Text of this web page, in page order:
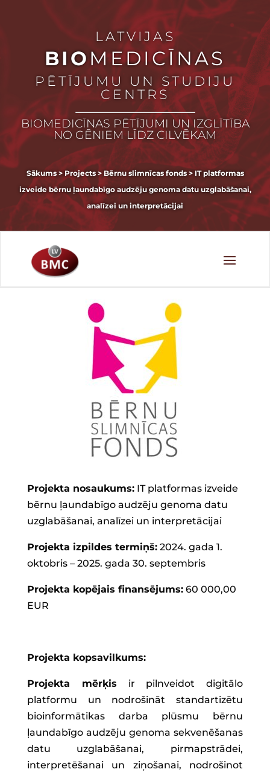
LATVIJAS
BIOMEDICĪNAS
PĒTĪJUMU UN STUDIJU
CENTRS
BIOMEDICĪNAS PĒTĪJUMI UN IZGLĪTĪBA
NO GĒNIEM LĪDZ CILVĒKAM
Sākums>Projects> Bērnu slimnīcas fonds> IT platformas
izveide bērnu ļaundabīgo audzēju genoma datu uzglabāšanai,
analīzei un interpretācijai
Projekta nosaukums:IT platformas izveide
bērnu ļaundabīgo audzēju genoma datu
uzglabāšanai, analīzei un interpretācijai
Projekta izpildes termiņš:2024. gada 1.
oktobris – 2025. gada 30. septembris
Projekta kopējais finansējums:60 000,00
EUR
Projekta kopsavilkums:
Projekta mērķis ir pilnveidot digitālo
platformu un nodrošināt standartizētu
bioinformātikas darba plūsmu bērnu
ļaundabīgo audzēju genoma sekvenēšanas
datu uzglabāšanai, pirmapstrādei,
interpretēšanai un ziņošanai, nodrošinot